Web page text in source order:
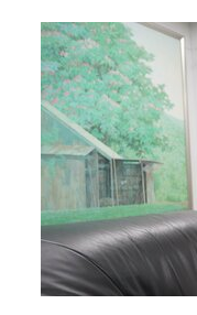
忘れられない言葉
ライフスタイル・生き方
40代からの景色
パートナーとの歩み方
病が教えてくれたこと
熱狂できるもの
私を彩るエッセンス
70代のグランドデザイン